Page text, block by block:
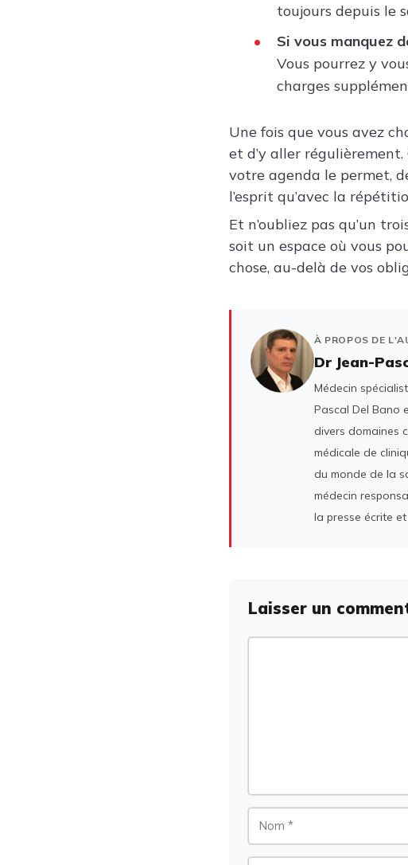
toujours depuis le
Si vous manquez
Vous pourrez y
charges
Une fois que vous avez
et d’y aller
votre agenda le permet,
l’esprit qu’avec la
Et n’oubliez pas qu’un
soit un espace où vous
chose, au-delà de vos
À PROPOS DE
Dr Jean-
Médecin
Pascal Del Bano
divers domaines
médicale de
du monde de la
médecin
la presse écrite
Laisser un